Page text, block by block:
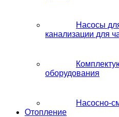
Насосы
канализации для
оборудования
Насосно-
Отопление